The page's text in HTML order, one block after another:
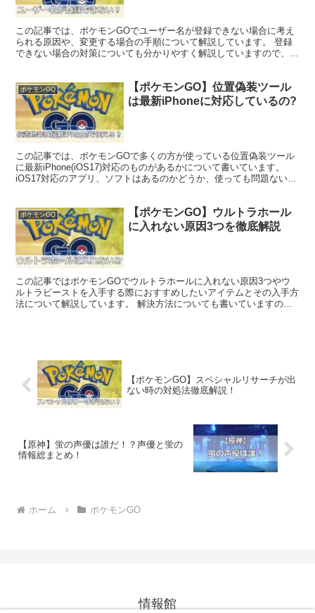
この記事では、ポケモンGOでユーザー名が登録できない場合に考え
られる原因や、変更する場合の手順について解説しています。 登録
できない場合の対策についても分かりやすく解説していますので、ぜ
ポケモンGO
【ポケモンGO】位置偽装ツール
は最新iPhoneに対応しているの?
この記事では、ポケモンGOで多くの方が使っている位置偽装ツール
に最新iPhone(iOS17)対応のものがあるかについて書いています。
iOS17対応のアプリ、ソフトはあるのかどうか、使っても問題ないか
ポケモンGO
【ポケモンGO】ウルトラホール
に入れない原因3つを徹底解説
この記事ではポケモンGOでウルトラホールに入れない原因3つやウ
ルトラビーストを入手する際におすすめしたいアイテムとその入手方
法について解説しています。 解決方法についても書いていますの
【ポケモンGO】スペシャルリサーチが出
ない時の対処法徹底解説！
【原神】蛍の声優は誰だ！？声優と蛍の
情報総まとめ！
ホーム ポケモンGO
情報館